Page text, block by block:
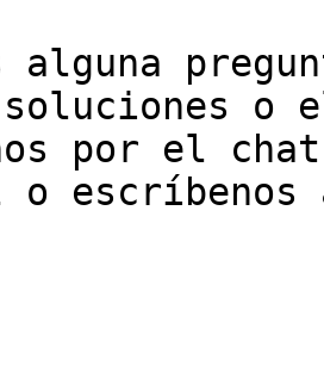
soluciones o
por el
escríbenos